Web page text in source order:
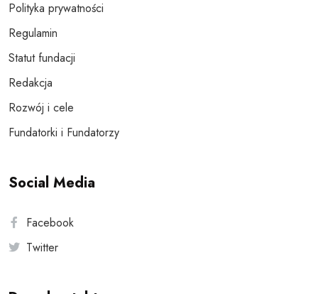
Polityka prywatności
Regulamin
Statut fundacji
Redakcja
Rozwój i cele
Fundatorki i Fundatorzy
Social Media
Facebook
Twitter